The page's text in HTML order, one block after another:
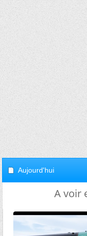
Aujourd'hui
A voir